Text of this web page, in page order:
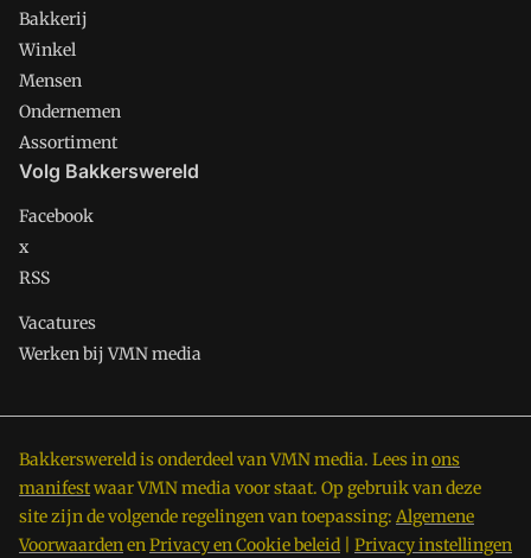
Bakkerij
Winkel
Mensen
Ondernemen
Assortiment
Volg Bakkerswereld
Facebook
x
RSS
Vacatures
Werken bij VMN media
Bakkerswereld is onderdeel van VMN media. Lees inons
manifestwaar VMN media voor staat. Op gebruik van deze
site zijn de volgende regelingen van toepassing: Algemene
VoorwaardenenPrivacy en Cookie beleid Privacy instellingen